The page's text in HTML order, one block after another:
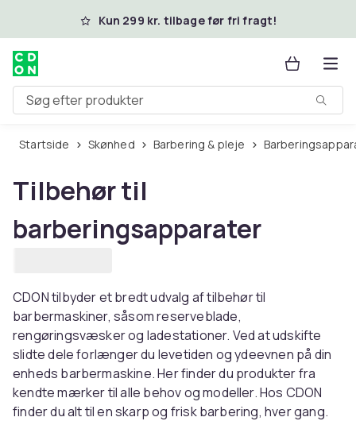
Spring til hovedindhold
Kun 299 kr. tilbage før fri fragt!
Søg efter produkter
Startside Skønhed Barbering & pleje
Tilbehør til
barberingsapparater
CDON tilbyder et bredt udvalg af tilbehør til
barbermaskiner, såsom reserveblade,
rengøringsvæsker og ladestationer. Ved at udskifte
slidte dele forlænger du levetiden og ydeevnen på din
enheds barbermaskine. Her finder du produkter fra
kendte mærker til alle behov og modeller. Hos CDON
finder du alt til en skarp og frisk barbering, hver gang.